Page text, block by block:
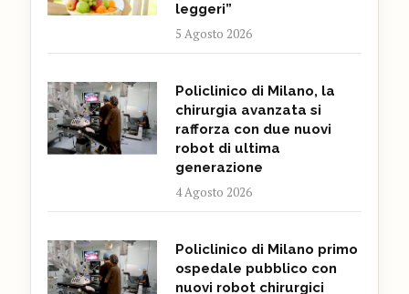
leggeri”
5 Agosto 2026
Policlinico di Milano, la
chirurgia avanzata si
rafforza con due nuovi
robot di ultima
generazione
4 Agosto 2026
Policlinico di Milano primo
ospedale pubblico con
nuovi robot chirurgici